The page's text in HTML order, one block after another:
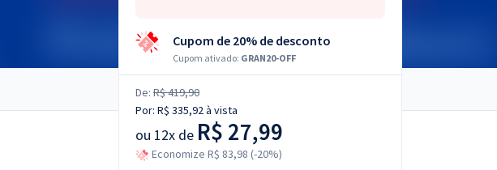
Cupom de 20% de desconto
Cupom ativado: GRAN20-OFF
De: R$ 419,90
Por: R$ 335,92à vista
ou 12x de R$ 27,99
Economize R$ 83,98 (-20%)